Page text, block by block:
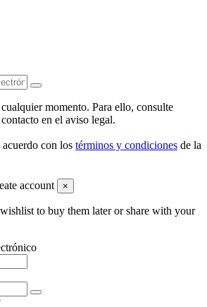
momento. Para ello, consulte
en el aviso legal.
con los términos y condiciones de la
account ×
to buy them later or share with your